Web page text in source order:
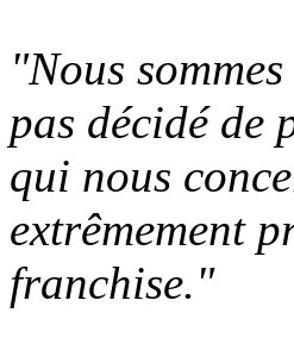
"Nous
pas décidé de
qui nous
extrêmement
franchise."